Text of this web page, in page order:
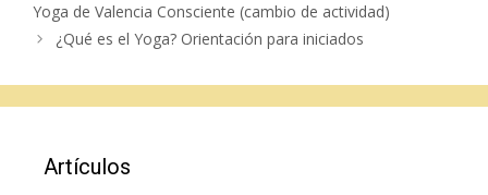
Yoga de Valencia Consciente (cambio de actividad)
¿Qué es el Yoga? Orientación para iniciados
Artículos